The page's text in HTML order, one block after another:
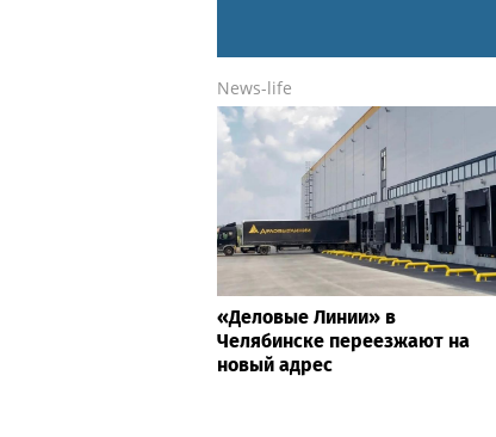
News-life
«Деловые Линии» в
Челябинске переезжают на
новый адрес